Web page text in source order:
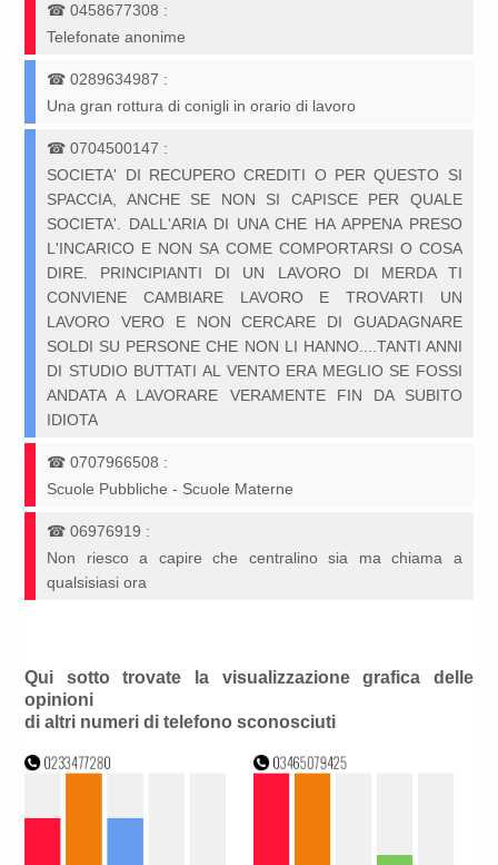
☎0458677308 :
Telefonate anonime
☎0289634987 :
Una gran rottura di conigli in orario di lavoro
☎0704500147 :
SOCIETA' DI RECUPERO CREDITI O PER QUESTO SI
SPACCIA, ANCHE SE NON SI CAPISCE PER QUALE
SOCIETA'. DALL'ARIA DI UNA CHE HA APPENA PRESO
L'INCARICO E NON SA COME COMPORTARSI O COSA
DIRE. PRINCIPIANTI DI UN LAVORO DI MERDA TI
CONVIENE CAMBIARE LAVORO E TROVARTI UN
LAVORO VERO E NON CERCARE DI GUADAGNARE
SOLDI SU PERSONE CHE NON LI HANNO....TANTI ANNI
DI STUDIO BUTTATI AL VENTO ERA MEGLIO SE FOSSI
ANDATA A LAVORARE VERAMENTE FIN DA SUBITO
IDIOTA
☎0707966508 :
Scuole Pubbliche - Scuole Materne
☎06976919 :
Non riesco a capire che centralino sia ma chiama a
qualsisiasi ora
Qui sotto trovate la visualizzazione grafica delle
opinioni
di altri numeri di telefono sconosciuti